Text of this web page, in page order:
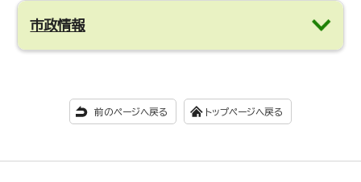
市政情報
前のページへ戻る トップページへ戻る